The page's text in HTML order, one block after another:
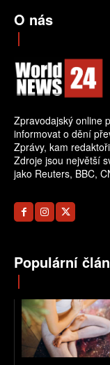
O nás
Zpravodajský online
informovat o dění
Zprávy, kam
Zdroje jsou největší
jako Reuters, BBC,
Populární